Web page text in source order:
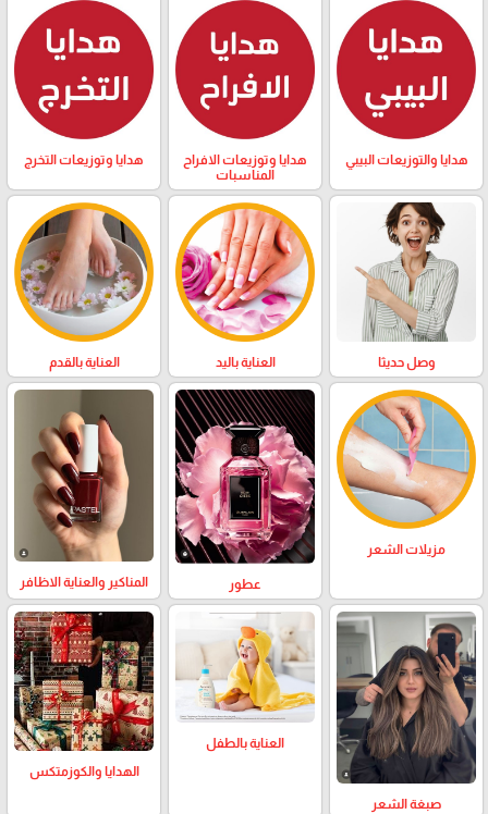
هدايا والتوزيعات البيبي
هدايا وتوزيعات الافراح
المناسبات
هدايا وتوزيعات التخرج
وصل حديثا العناية باليد العناية بالقدم
مزيلات الشعر
عطور المناكير والعناية الاظافر
صبغة الشعر
العناية بالطفل
الهدايا والكوزمتكس